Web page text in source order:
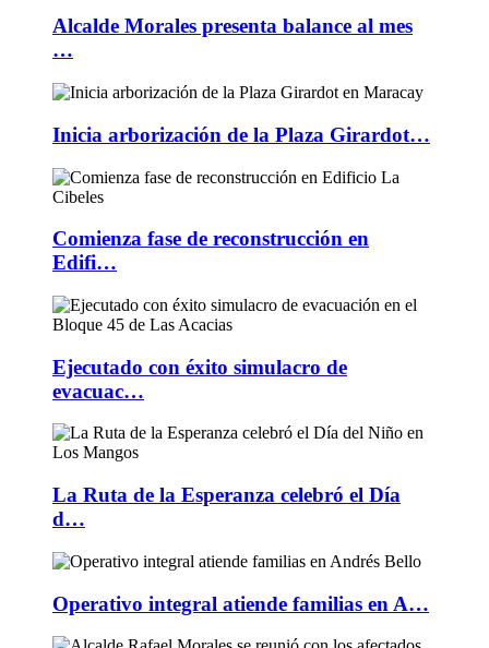
Alcalde Morales presenta balance al mes
…
Inicia arborización de la Plaza Girardot…
Comienza fase de reconstrucción en
Edifi…
Ejecutado con éxito simulacro de
evacuac…
La Ruta de la Esperanza celebró el Día
d…
Operativo integral atiende familias en A…